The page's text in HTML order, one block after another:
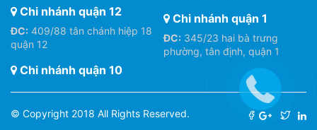
Chi nhánh quận 12
ĐC: 409/88 tân chánh hiệp 18
quận 12
Chi nhánh quận 10
Chi nhánh quận 1
ĐC: 345/23 hai bà trưng
phường, tân định, quận 1
© Copyright 2018 All Rights Reserved.